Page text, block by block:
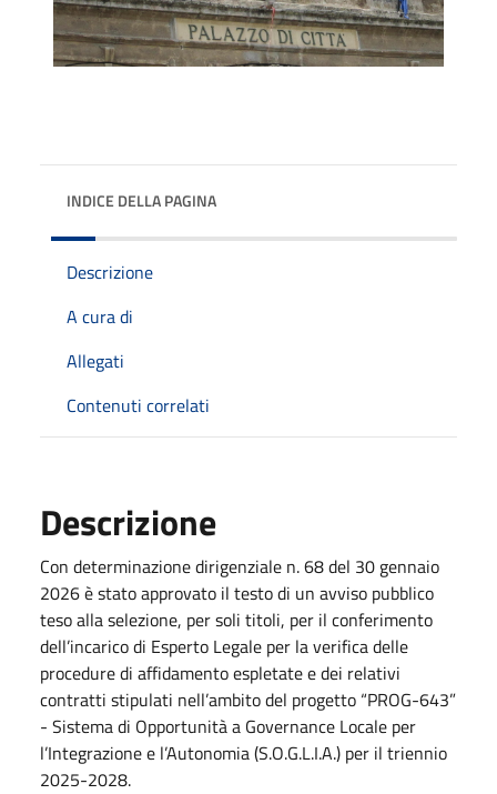
INDICE DELLA PAGINA
Descrizione
A cura di
Allegati
Contenuti correlati
Descrizione
Con determinazione dirigenziale n. 68 del 30 gennaio
2026 è stato approvato il testo di un avviso pubblico
teso alla selezione, per soli titoli, per il conferimento
dell’incarico di Esperto Legale per la verifica delle
procedure di affidamento espletate e dei relativi
contratti stipulati nell’ambito del progetto “PROG-643”
- Sistema di Opportunità a Governance Locale per
l’Integrazione e l’Autonomia (S.O.G.L.I.A.) per il triennio
2025-2028.